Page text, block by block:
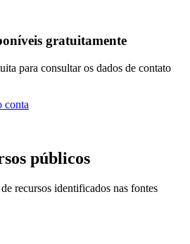
gratuitamente
para consultar os dados de contato
conta
públicos
recursos identificados nas fontes